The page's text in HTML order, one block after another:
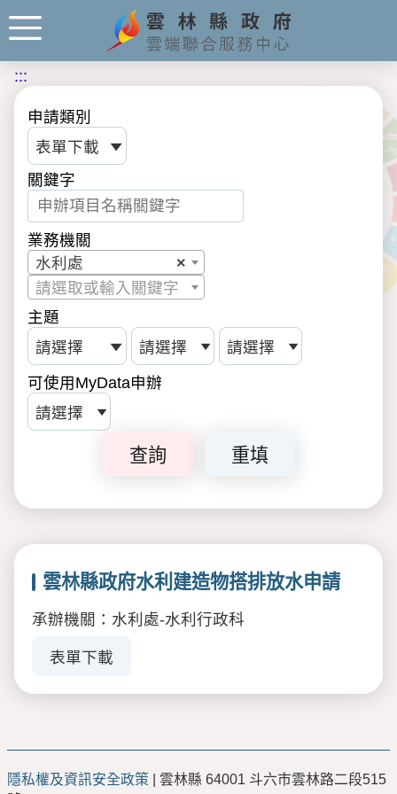
:::
申請類別
關鍵字
業務機關
×
水利處
請選取或輸入關鍵字
主題
可使用MyData申辦
查詢 重填
雲林縣政府水利建造物搭排放水申請
承辦機關：水利處-水利行政科
表單下載
隱私權及資訊安全政策 | 雲林縣 64001 斗六市雲林路二段515